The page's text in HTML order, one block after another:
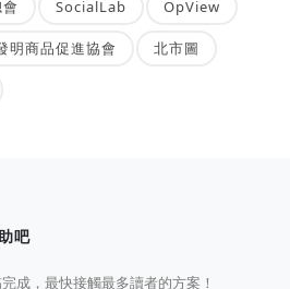
SocialLab OpView
明商品促進協會 北市圖
吧
成，最快接觸最多讀者的方案！